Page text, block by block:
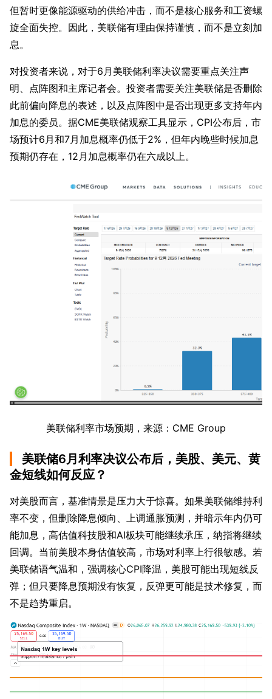
但暂时更像能源驱动的供给冲击，而不是核心服务和工资螺
旋全面失控。因此，美联储有理由保持谨慎，而不是立刻加
息。
对投资者来说，对于6月美联储利率决议需要重点关注声
明、点阵图和主席记者会。投资者需要关注美联储是否删除
此前偏向降息的表述，以及点阵图中是否出现更多支持年内
加息的委员。据CME美联储观察工具显示，CPI公布后，市
场预计6月和7月加息概率仍低于2%，但年内晚些时候加息
预期仍存在，12月加息概率仍在六成以上。
美联储利率市场预期，来源：CME Group
美联储6月利率决议公布后，美股、美元、黄
金短线如何反应？
对美股而言，基准情景是压力大于惊喜。如果美联储维持利
率不变，但删除降息倾向、上调通胀预测，并暗示年内仍可
能加息，高估值科技股和AI板块可能继续承压，纳指将继续
回调。当前美股本身估值较高，市场对利率上行很敏感。若
美联储语气温和，强调核心CPI降温，美股可能出现短线反
弹；但只要降息预期没有恢复，反弹更可能是技术修复，而
不是趋势重启。